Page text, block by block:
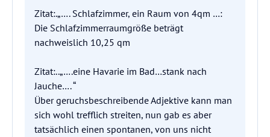
Zitat:.„…. Schlafzimmer, ein Raum von 4qm …:
Die Schlafzimmerraumgröße beträgt
nachweislich 10,25 qm
Zitat:..„….eine Havarie im Bad…stank nach
Jauche…. “
Über geruchsbeschreibende Adjektive kann man
sich wohl trefflich streiten, nun gab es aber
tatsächlich einen spontanen, von uns nicht